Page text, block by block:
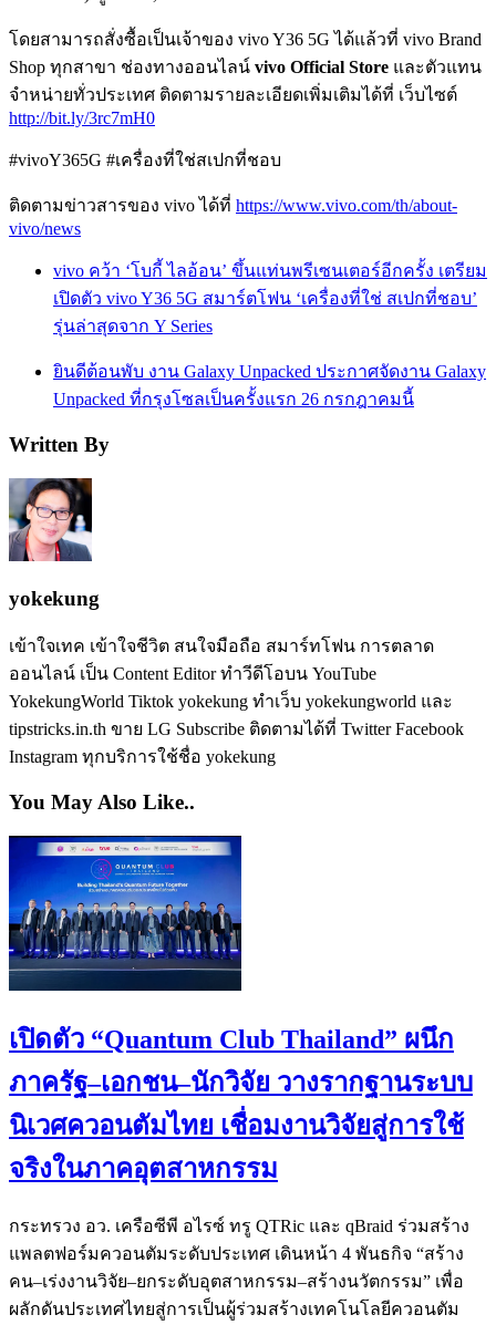
โดยสามารถสั่งซื้อเป็นเจ้าของ vivo Y36 5G ได้แล้วที่ vivo Brand
Shop ทุกสาขา ช่องทางออนไลน์ vivo Official Store และตัวแทน
จำหน่ายทั่วประเทศ ติดตามรายละเอียดเพิ่มเติมได้ที่ เว็บไซต์
http://bit.ly/3rc7mH0
#vivoY365G #เครื่องที่ใช่สเปกที่ชอบ
ติดตามข่าวสารของ vivo ได้ที่ https://www.vivo.com/th/about-
vivo/news
vivo คว้า ‘โบกี้ ไลอ้อน’ ขึ้นแท่นพรีเซนเตอร์อีกครั้ง เตรียม
เปิดตัว vivo Y36 5G สมาร์ตโฟน ‘เครื่องที่ใช่ สเปกที่ชอบ’
รุ่นล่าสุดจาก Y Series
ยินดีต้อนพับ งาน Galaxy Unpacked ประกาศจัดงาน Galaxy
Unpacked ที่กรุงโซลเป็นครั้งแรก 26 กรกฎาคมนี้
Written By
yokekung
เข้าใจเทค เข้าใจชีวิต สนใจมือถือ สมาร์ทโฟน การตลาด
ออนไลน์ เป็น Content Editor ทำวีดีโอบน YouTube
YokekungWorld Tiktok yokekung ทำเว็บ yokekungworld และ
tipstricks.in.th ขาย LG Subscribe ติดตามได้ที่ Twitter Facebook
Instagram ทุกบริการใช้ชื่อ yokekung
You May Also Like..
เปิดตัว “Quantum Club Thailand” ผนึก
ภาครัฐ–เอกชน–นักวิจัย วางรากฐานระบบ
นิเวศควอนตัมไทย เชื่อมงานวิจัยสู่การใช้
จริงในภาคอุตสาหกรรม
กระทรวง อว. เครือซีพี อไรซ์ ทรู QTRic และ qBraid ร่วมสร้าง
แพลตฟอร์มควอนตัมระดับประเทศ เดินหน้า 4 พันธกิจ “สร้าง
คน–เร่งงานวิจัย–ยกระดับอุตสาหกรรม–สร้างนวัตกรรม” เพื่อ
ผลักดันประเทศไทยสู่การเป็นผู้ร่วมสร้างเทคโนโลยีควอนตัม